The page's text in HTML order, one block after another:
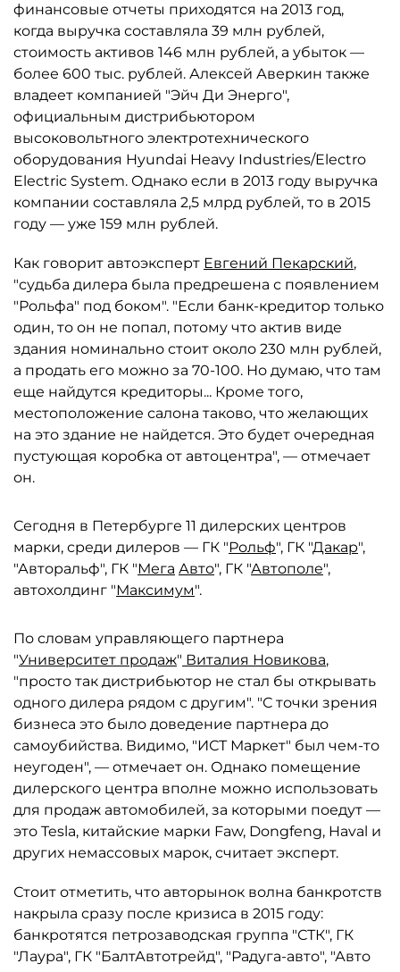
финансовые отчеты приходятся на 2013 год,
когда выручка составляла 39 млн рублей,
стоимость активов 146 млн рублей, а убыток —
более 600 тыс. рублей. Алексей Аверкин также
владеет компанией "Эйч Ди Энерго",
официальным дистрибьютором
высоковольтного электротехнического
оборудования Hyundai Heavy Industries/Electro
Electric System. Однако если в 2013 году выручка
компании составляла 2,5 млрд рублей, то в 2015
году — уже 159 млн рублей.
Как говорит автоэксперт Евгений Пекарский,
"судьба дилера была предрешена с появлением
"Рольфа" под боком". "Если банк-кредитор только
один, то он не попал, потому что актив виде
здания номинально стоит около 230 млн рублей,
а продать его можно за 70-100. Но думаю, что там
еще найдутся кредиторы... Кроме того,
местоположение салона таково, что желающих
на это здание не найдется. Это будет очередная
пустующая коробка от автоцентра", — отмечает
он.
Сегодня в Петербурге 11 дилерских центров
марки, среди дилеров — ГК "Рольф", ГК "Дакар",
"Авторальф", ГК "Мега Авто", ГК "Автополе",
автохолдинг "Максимум".
По словам управляющего партнера
"Университет продаж" Виталия Новикова,
"просто так дистрибьютор не стал бы открывать
одного дилера рядом с другим". "С точки зрения
бизнеса это было доведение партнера до
самоубийства. Видимо, "ИСТ Маркет" был чем-то
неугоден", — отмечает он. Однако помещение
дилерского центра вполне можно использовать
для продаж автомобилей, за которыми поедут —
это Tesla, китайские марки Faw, Dongfeng, Haval и
других немассовых марок, считает эксперт.
Стоит отметить, что авторынок волна банкротств
накрыла сразу после кризиса в 2015 году:
банкротятся петрозаводская группа "СТК", ГК
"Лаура", ГК "БалтАвтотрейд", "Радуга-авто", "Авто